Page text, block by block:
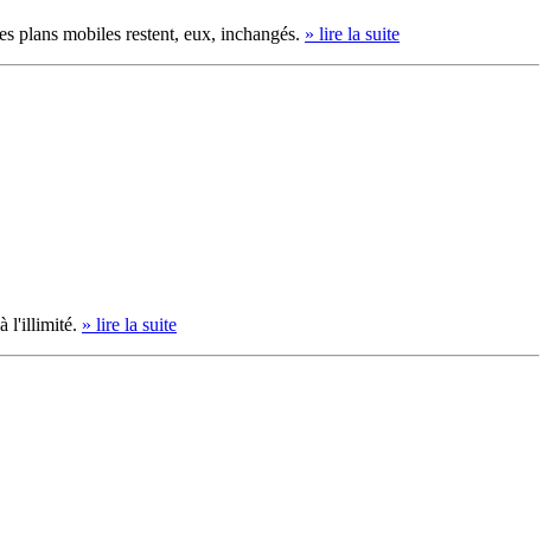
plans mobiles restent, eux, inchangés. » lire la suite
l'illimité. » lire la suite